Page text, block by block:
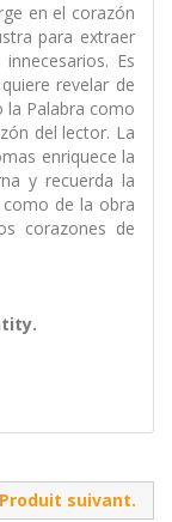
en el corazón
para extraer
Es
revelar de
la Palabra como
del lector. La
enriquece la
y recuerda la
de la obra
corazones de
Produit suivant.